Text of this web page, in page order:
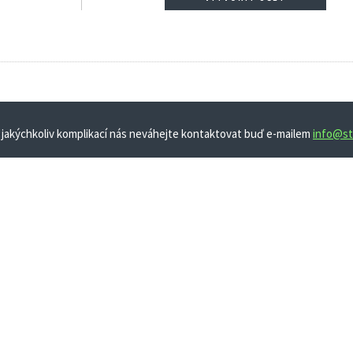
jakýchkoliv komplikací nás neváhejte kontaktovat buď e-mailem